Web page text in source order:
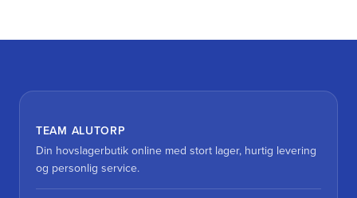
TEAM ALUTORP
Din hovslagerbutik online med stort lager, hurtig levering
og personlig service.